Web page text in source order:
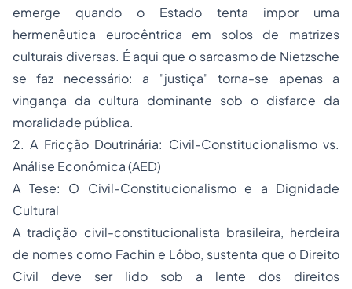
emerge quando o Estado tenta impor uma
hermenêutica eurocêntrica em solos de matrizes
culturais diversas. É aqui que o sarcasmo de Nietzsche
se faz necessário: a "justiça" torna-se apenas a
vingança da cultura dominante sob o disfarce da
moralidade pública.
​2. A Fricção Doutrinária: Civil-Constitucionalismo vs.
Análise Econômica (AED)
​A Tese: O Civil-Constitucionalismo e a Dignidade
Cultural
​A tradição civil-constitucionalista brasileira, herdeira
de nomes como Fachin e Lôbo, sustenta que o Direito
Civil deve ser lido sob a lente dos direitos